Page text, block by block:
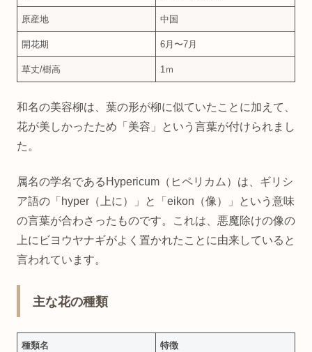
原産地 中国
開花期 6月〜7月
草丈/樹高 1ｍ
和名の美容柳は、葉の形が柳に似ていたことに加えて、
花が美しかったため「美容」という言葉が付けられまし
た。
属名の学名であるHypericum（ヒペリカム）は、ギリシ
ア語の「hyper（上に）」と「eikon（像）」という意味
の言葉が合わさったものです。これは、悪魔除けの像の
上にビヨウヤナギがよく置かれたことに由来していると
言われています。
主な花の種類
種類名 特徴